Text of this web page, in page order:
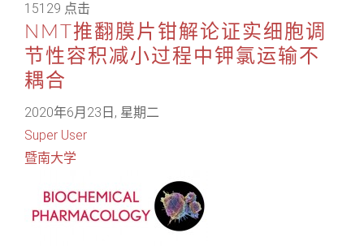
15129 点击
NMT推翻膜片钳解论证实细胞调
节性容积减小过程中钾氯运输不
耦合
2020年6月23日, 星期二
Super User
暨南大学